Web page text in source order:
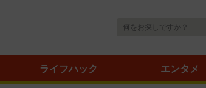
ライフハック エンタメ